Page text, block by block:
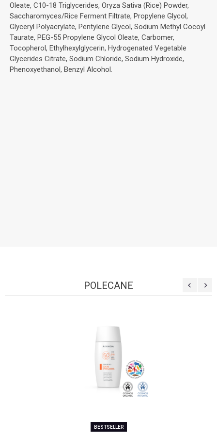
Oleate, C10-18 Triglycerides, Oryza Sativa (Rice) Powder,
Saccharomyces/Rice Ferment Filtrate, Propylene Glycol,
Glyceryl Polyacrylate, Pentylene Glycol, Sodium Methyl Cocoyl
Taurate, PEG-55 Propylene Glycol Oleate, Carbomer,
Tocopherol, Ethylhexylglycerin, Hydrogenated Vegetable
Glycerides Citrate, Sodium Chloride, Sodium Hydroxide,
Phenoxyethanol, Benzyl Alcohol.
POLECANE
BESTSELLER